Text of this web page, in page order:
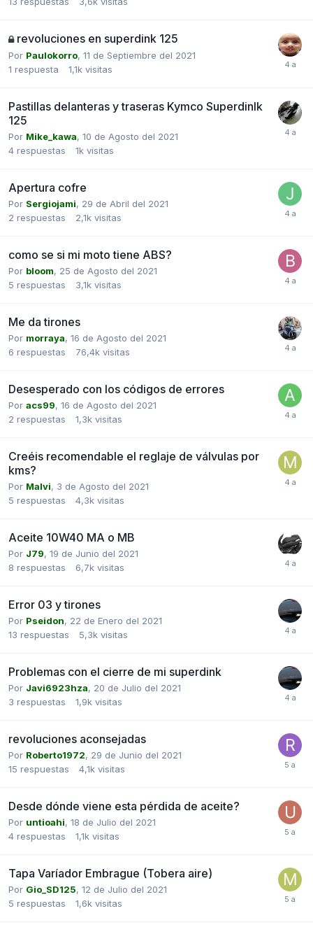
revoluciones en superdink 125
Por Paulokorro, 11 de Septiembre del 2021
1 respuesta 1,1k visitas
Pastillas delanteras y traseras Kymco Superdinlk
125
Por Mike_kawa, 10 de Agosto del 2021
4 respuestas 1k visitas
Apertura cofre
Por Sergiojami, 29 de Abril del 2021
2 respuestas 2,1k visitas
como se si mi moto tiene ABS?
Por bloom, 25 de Agosto del 2021
5 respuestas 3,1k visitas
Me da tirones
Por morraya, 16 de Agosto del 2021
6 respuestas 76,4k visitas
Desesperado con los códigos de errores
Por acs99, 16 de Agosto del 2021
2 respuestas 1,3k visitas
Creéis recomendable el reglaje de válvulas por
kms?
Por Malvi, 3 de Agosto del 2021
5 respuestas 4,3k visitas
Aceite 10W40 MA o MB
Por J79, 19 de Junio del 2021
8 respuestas 6,7k visitas
Error 03 y tirones
Por Pseidon, 22 de Enero del 2021
13 respuestas 5,3k visitas
Problemas con el cierre de mi superdink
Por Javi6923hza, 20 de Julio del 2021
3 respuestas 1,9k visitas
revoluciones aconsejadas
Por Roberto1972, 29 de Junio del 2021
15 respuestas 4,1k visitas
Desde dónde viene esta pérdida de aceite?
Por untioahi, 18 de Julio del 2021
4 respuestas 1,1k visitas
Tapa Varíador Embrague (Tobera aire)
Por Gio_SD125, 12 de Julio del 2021
5 respuestas 1,6k visitas